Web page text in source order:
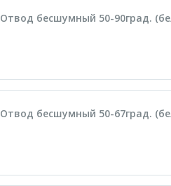
Отвод бесшумный 50-90град.
Отвод бесшумный 50-67град.